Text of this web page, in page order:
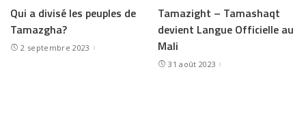
Qui a divisé les peuples de
Tamazgha?
2 septembre 2023
Tamazight – Tamashaqt
devient Langue Officielle au
Mali
31 août 2023